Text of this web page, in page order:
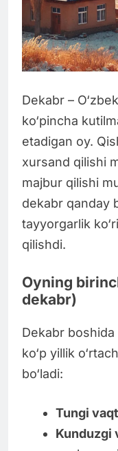
Dekabr –
ko‘pincha
etadigan oy.
xursand qilishi
majbur qilishi
dekabr qanday
tayyorgarlik
qilishdi.
Oyning
dekabr)
Dekabr
ko‘p yillik
bo‘ladi:
Tungi
Kunduzgi